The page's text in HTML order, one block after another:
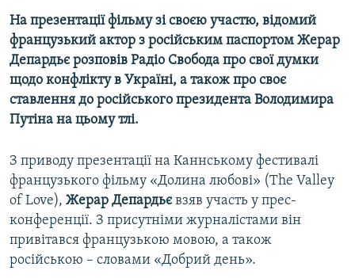
Усі сайти RFE/RL
На презентації фільму зі своєю участю, відомий
французький актор з російським паспортом Жерар
Депардьє розповів Радіо Свобода про свої думки
щодо конфлікту в Україні, а також про своє
ставлення до російського президента Володимира
Путіна на цьому тлі.
З приводу презентації на Каннському фестивалі
французького фільму «Долина любові» (The Valley
of Love), Жерар Депардьєвзяв участь у прес-
конференції. З присутніми журналістами він
привітався французькою мовою, а також
російською – словами «Добрий день».